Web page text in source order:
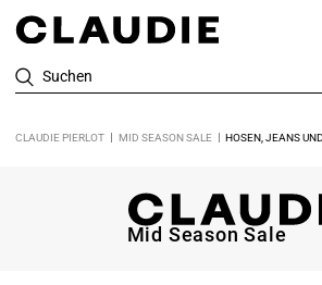
Suchen
CLAUDIE PIERLOT MID SEASON SALE HOSEN, JEANS
Mid Season Sale